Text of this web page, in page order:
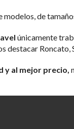
de
únicamente
destacar Roncato,
y al mejor precio,